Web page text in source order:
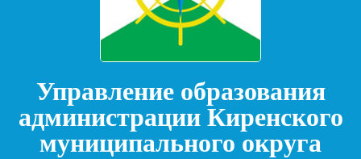
Управление образования
администрации Киренского
муниципального округа